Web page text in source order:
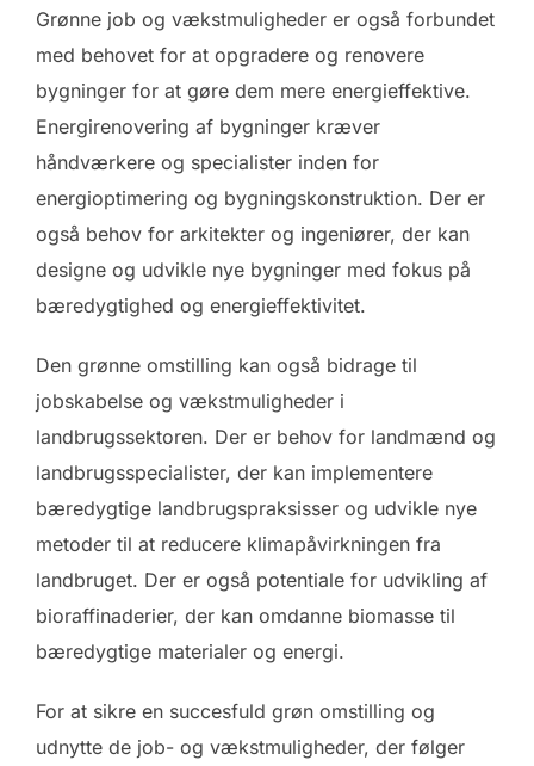
Grønne job og vækstmuligheder er også forbundet
med behovet for at opgradere og renovere
bygninger for at gøre dem mere energieffektive.
Energirenovering af bygninger kræver
håndværkere og specialister inden for
energioptimering og bygningskonstruktion. Der er
også behov for arkitekter og ingeniører, der kan
designe og udvikle nye bygninger med fokus på
bæredygtighed og energieffektivitet.
Den grønne omstilling kan også bidrage til
jobskabelse og vækstmuligheder i
landbrugssektoren. Der er behov for landmænd og
landbrugsspecialister, der kan implementere
bæredygtige landbrugspraksisser og udvikle nye
metoder til at reducere klimapåvirkningen fra
landbruget. Der er også potentiale for udvikling af
bioraffinaderier, der kan omdanne biomasse til
bæredygtige materialer og energi.
For at sikre en succesfuld grøn omstilling og
udnytte de job- og vækstmuligheder, der følger